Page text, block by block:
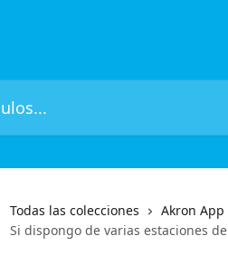
Todas las colecciones
Akron App
Si dispongo de varias estaciones